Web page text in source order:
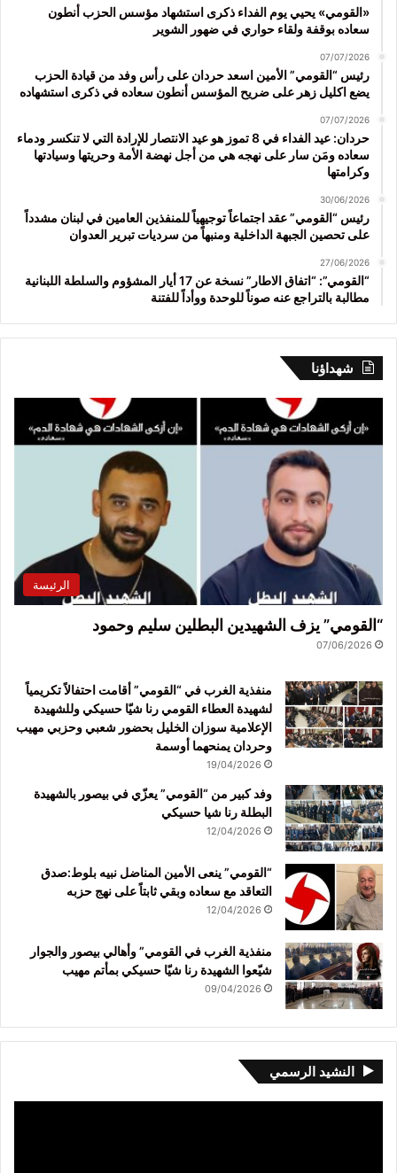
«القومي» يحيي يوم الفداء ذكرى استشهاد مؤسس الحزب أنطون
سعاده بوقفة ولقاء حواري في ضهور الشوير
07/07/2026
رئيس “القومي” الأمين اسعد حردان على رأس وفد من قيادة الحزب
يضع اكليل زهر على ضريح المؤسس أنطون سعاده في ذكرى استشهاده
07/07/2026
حردان: عيد الفداء في 8 تموز هو عيد الانتصار للإرادة التي لا تنكسر ودماء
سعاده ومَن سار على نهجه هي من أجل نهضة الأمة وحريتها وسيادتها
وكرامتها
30/06/2026
رئيس “القومي” عقد اجتماعاً توجيهياً للمنفذين العامين في لبنان مشدداً
على تحصين الجبهة الداخلية ومنبهاً من سرديات تبرير العدوان
27/06/2026
“القومي”: “اتفاق الاطار” نسخة عن 17 أيار المشؤوم والسلطة اللبنانية
مطالبة بالتراجع عنه صوناً للوحدة ووأداً للفتنة
شهداؤنا
الرئيسة
“القومي” يزف الشهيدين البطلين سليم وحمود
07/06/2026
منفذية الغرب في “القومي” أقامت احتفالاً تكريمياً
لشهيدة العطاء القومي رنا شيّا حسيكي وللشهيدة
الإعلامية سوزان الخليل بحضور شعبي وحزبي مهيب
وحردان يمنحهما أوسمة
19/04/2026
وفد كبير من “القومي” يعزّي في بيصور بالشهيدة
البطلة رنا شيا حسيكي
12/04/2026
“القومي” ينعى الأمين المناضل نبيه بلوط:صدق
التعاقد مع سعاده وبقي ثابتاً على نهج حزبه
12/04/2026
منفذية الغرب في القومي” وأهالي بيصور والجوار
شيّعوا الشهيدة رنا شيّا حسيكي بمأتم مهيب
09/04/2026
النشيد الرسمي